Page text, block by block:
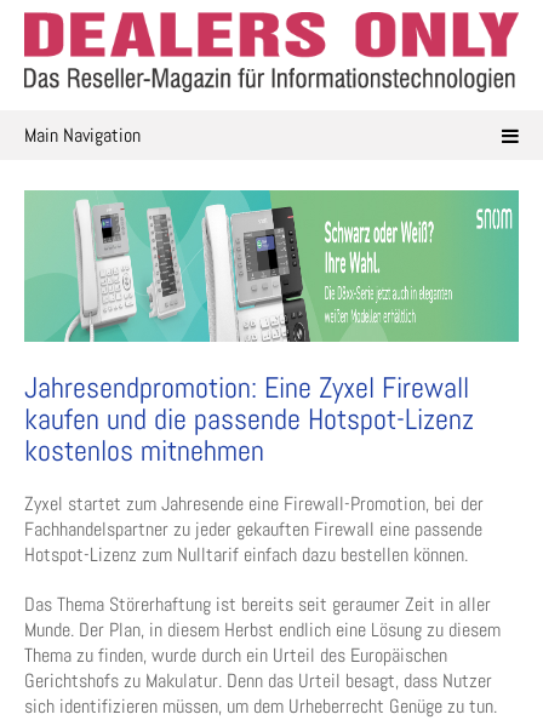
Skip
content
Main Navigation
Jahresendpromotion: Eine Zyxel Firewall
kaufen und die passende Hotspot-Lizenz
kostenlos mitnehmen
Zyxel startet zum Jahresende eine Firewall-Promotion, bei der
Fachhandelspartner zu jeder gekauften Firewall eine passende
Hotspot-Lizenz zum Nulltarif einfach dazu bestellen können.
Das Thema Störerhaftung ist bereits seit geraumer Zeit in aller
Munde. Der Plan, in diesem Herbst endlich eine Lösung zu diesem
Thema zu finden, wurde durch ein Urteil des Europäischen
Gerichtshofs zu Makulatur. Denn das Urteil besagt, dass Nutzer
sich identifizieren müssen, um dem Urheberrecht Genüge zu tun.